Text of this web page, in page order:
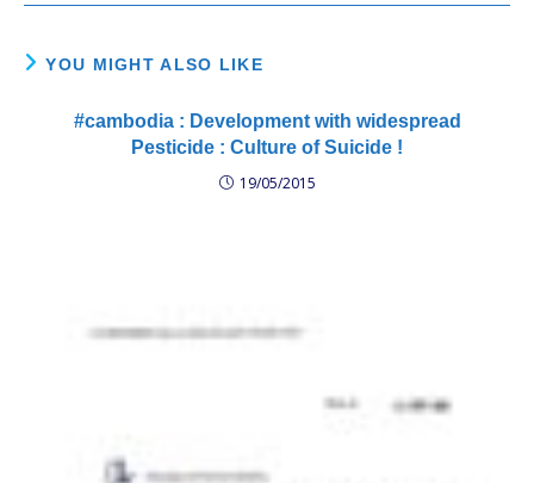
simples existent…
YOU MIGHT ALSO LIKE
#cambodia : Development with widespread
Pesticide : Culture of Suicide !
19/05/2015